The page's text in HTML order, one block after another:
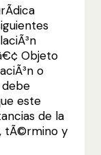
Objeto
o
este
de la
tÃ©rmino y